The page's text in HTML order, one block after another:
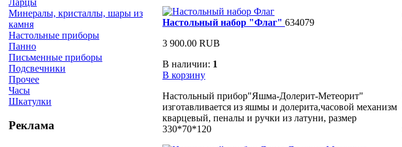
Ларцы
Минералы, кристаллы, шары из
камня
Настольные приборы
Панно
Письменные приборы
Подсвечники
Прочее
Часы
Шкатулки
Реклама
Настольный набор "Флаг" 634079
3 900.00 RUB
В наличии: 1
В корзину
Настольный прибор"Яшма-Долерит-Метеорит"
изготавливается из яшмы и долерита,часовой механизм
кварцевый, пеналы и ручки из латуни, размер
330*70*120